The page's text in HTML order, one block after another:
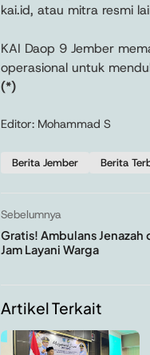
kai.id, atau mitra resmi
KAI Daop 9 Jember
operasional untuk
(*)
Editor: Mohammad S
Berita Jember Berita
Sebelumnya
Gratis! Ambulans Jenazah
Jam Layani Warga
Artikel Terkait